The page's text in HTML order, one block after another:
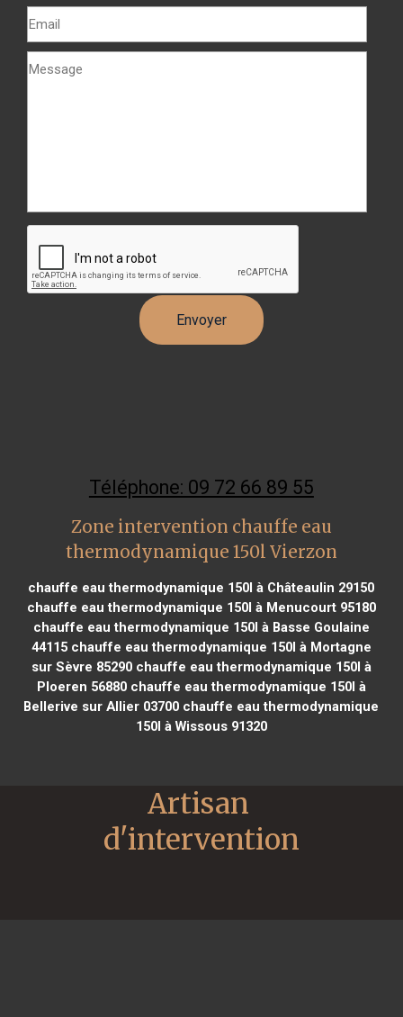
Téléphone: 09 72 66 89 55
Zone intervention chauffe eau
thermodynamique 150l Vierzon
chauffe eau thermodynamique 150l à Châteaulin 29150
chauffe eau thermodynamique 150l à Menucourt 95180
chauffe eau thermodynamique 150l à Basse Goulaine
44115chauffe eau thermodynamique 150l à Mortagne
sur Sèvre 85290chauffe eau thermodynamique 150l à
Ploeren 56880chauffe eau thermodynamique 150l à
Bellerive sur Allier 03700 chauffe eau thermodynamique
150l à Wissous 91320
Artisan
d'intervention